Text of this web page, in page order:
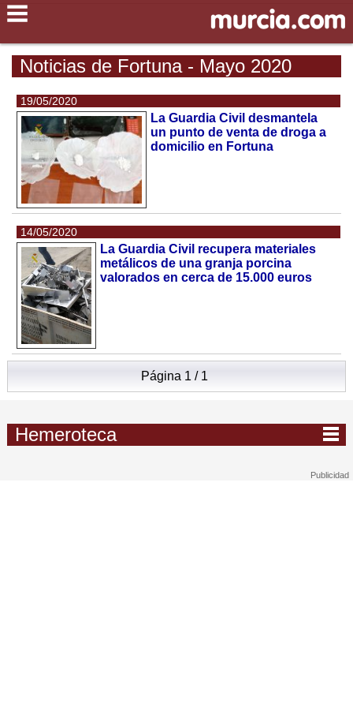
Noticias de Fortuna - Mayo 2020
19/05/2020
La Guardia Civil desmantela
un punto de venta de droga a
domicilio en Fortuna
14/05/2020
La Guardia Civil recupera materiales
metálicos de una granja porcina
valorados en cerca de 15.000 euros
Página 1 / 1
Hemeroteca